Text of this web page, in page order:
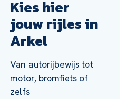
Kies hier
jouw rijles in
Arkel
Van autorijbewijs tot
motor, bromfiets of
zelfs